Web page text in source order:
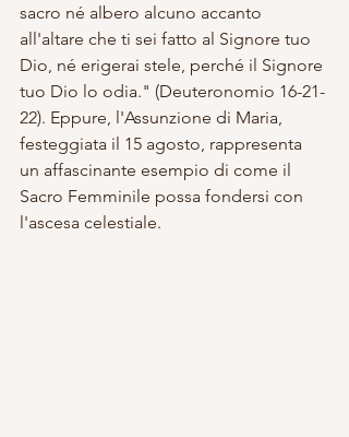
sacro né albero alcuno accanto
all'altare che ti sei fatto al Signore tuo
Dio, né erigerai stele, perché il Signore
tuo Dio lo odia." (Deuteronomio 16-21-
22). Eppure, l'Assunzione di Maria,
festeggiata il 15 agosto, rappresenta
un affascinante esempio di come il
Sacro Femminile possa fondersi con
l'ascesa celestiale.